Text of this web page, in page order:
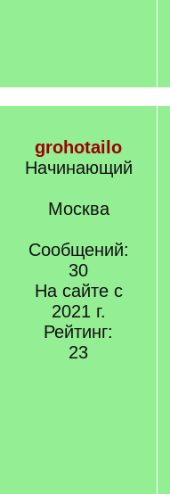
grohotailo
Начинающий
Москва
Сообщений:
30
На сайте с
2021 г.
Рейтинг:
23